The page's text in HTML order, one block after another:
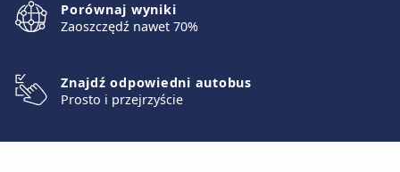
Porównaj wyniki
Zaoszczędź nawet 70%
Znajdź odpowiedni autobus
Prosto i przejrzyście